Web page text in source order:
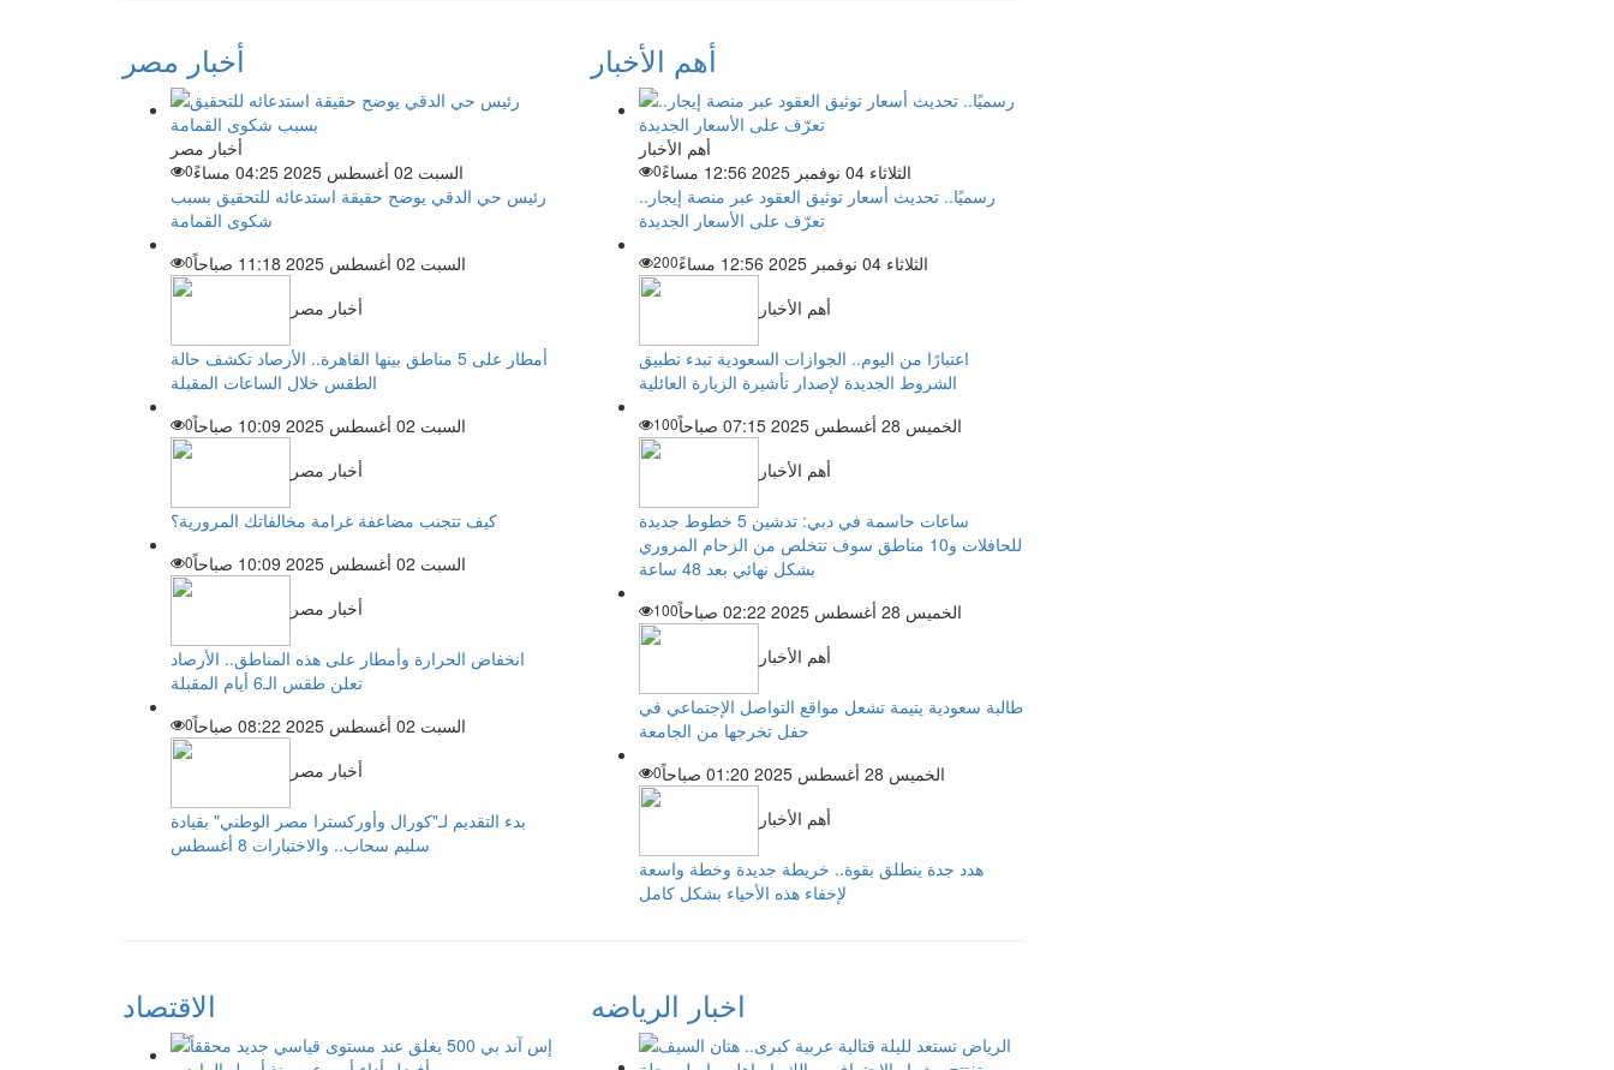
أخبار مصر
أخبار مصر
السبت 02 أغسطس 2025 04:25 مساءً
0
رئيس حي الدقي يوضح حقيقة استدعائه للتحقيق بسبب
شكوى القمامة
السبت 02 أغسطس 2025 11:18 صباحاً
0
أخبار مصر
أمطار على 5 مناطق بينها القاهرة.. الأرصاد تكشف حالة
الطقس خلال الساعات المقبلة
السبت 02 أغسطس 2025 10:09 صباحاً
0
أخبار مصر
كيف تتجنب مضاعفة غرامة مخالفاتك المرورية؟
السبت 02 أغسطس 2025 10:09 صباحاً
0
أخبار مصر
انخفاض الحرارة وأمطار على هذه المناطق.. الأرصاد
تعلن طقس الـ6 أيام المقبلة
السبت 02 أغسطس 2025 08:22 صباحاً
0
أخبار مصر
بدء التقديم لـ"كورال وأوركسترا مصر الوطني" بقيادة
سليم سحاب.. والاختبارات 8 أغسطس
أهم الأخبار
أهم الأخبار
الثلاثاء 04 نوفمبر 2025 12:56 مساءً
0
رسميًا.. تحديث أسعار توثيق العقود عبر منصة إيجار..
تعرّف على الأسعار الجديدة
الثلاثاء 04 نوفمبر 2025 12:56 مساءً
200
أهم الأخبار
اعتبارًا من اليوم.. الجوازات السعودية تبدء تطبيق
الشروط الجديدة لإصدار تأشيرة الزيارة العائلية
الخميس 28 أغسطس 2025 07:15 صباحاً
100
أهم الأخبار
ساعات حاسمة في دبي: تدشين 5 خطوط جديدة
للحافلات و10 مناطق سوف تتخلص من الزحام المروري
بشكل نهائي بعد 48 ساعة
الخميس 28 أغسطس 2025 02:22 صباحاً
100
أهم الأخبار
طالبة سعودية يتيمة تشعل مواقع التواصل الإجتماعي في
حفل تخرجها من الجامعة
الخميس 28 أغسطس 2025 01:20 صباحاً
0
أهم الأخبار
هدد جدة ينطلق بقوة.. خريطة جديدة وخطة واسعة
لإخفاء هذه الأحياء بشكل كامل
الاقتصاد اخبار الرياضه